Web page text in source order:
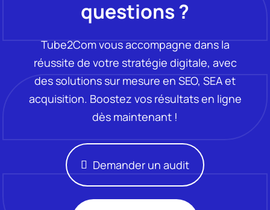
questions ?
Tube2Com vous accompagne dans la
réussite de votre stratégie digitale, avec
des solutions sur mesure en SEO, SEA et
acquisition. Boostez vos résultats en ligne
dès maintenant !
Demander un audit